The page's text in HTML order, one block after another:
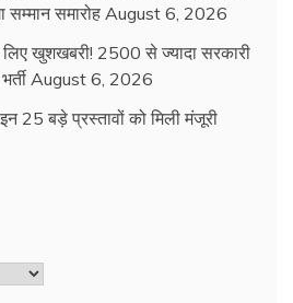
समारोह August 6, 2026
खुशखबरी! 2500 से ज्यादा सरकारी
August 6, 2026
25 बड़े प्रस्तावों को मिली मंजूरी